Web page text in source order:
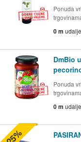
Ponuda
0 m
DmBio
Ponuda
0 m